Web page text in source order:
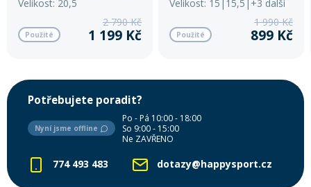
Velikost: 20,5
Použité
2 790 Kč
1 199 Kč
kterým nabízejí pohodlí,
snadné obouvání a stabilitu při
prvních jízdách na svahu.
Velikost: 15|15,5|+3 další
Použité
1 990 Kč
899 Kč
Potřebujete poradit?
Nyní jsme offline
Po - Pá 10:00 - 18:00
So 9:00 - 15:00
Ne ZAVŘENO
774 493 483 dotazy@happysport.cz